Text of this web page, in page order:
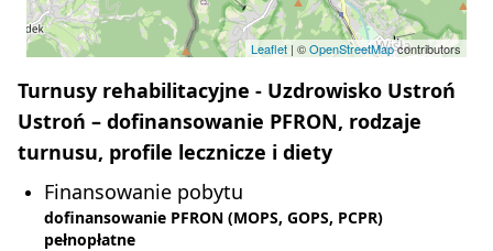
Leaflet | ©OpenStreetMapcontributors
Turnusy rehabilitacyjne - Uzdrowisko Ustroń
Ustroń – dofinansowanie PFRON, rodzaje
turnusu, profile lecznicze i diety
Finansowanie pobytu
dofinansowanie PFRON (MOPS, GOPS, PCPR)
pełnopłatne